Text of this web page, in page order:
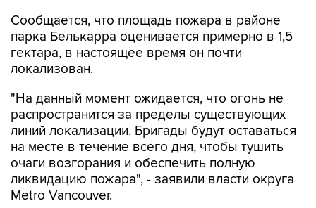
Сообщается, что площадь пожара в районе
парка Белькарра оценивается примерно в 1,5
гектара, в настоящее время он почти
локализован.
"На данный момент ожидается, что огонь не
распространится за пределы существующих
линий локализации. Бригады будут оставаться
на месте в течение всего дня, чтобы тушить
очаги возгорания и обеспечить полную
ликвидацию пожара", - заявили власти округа
Metro Vancouver.